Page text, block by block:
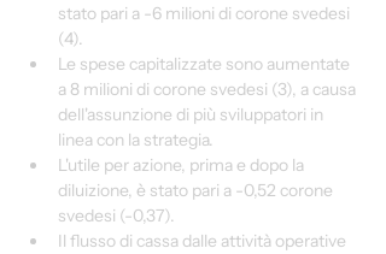
stato pari a -6 milioni di corone svedesi
(4).
Le spese capitalizzate sono aumentate
a 8 milioni di corone svedesi (3), a causa
dell'assunzione di più sviluppatori in
linea con la strategia.
L'utile per azione, prima e dopo la
diluizione, è stato pari a -0,52 corone
svedesi (-0,37).
Il flusso di cassa dalle attività operative